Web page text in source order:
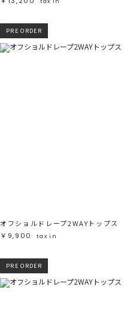
PRE ORDER
オフショルドレープ2WAYトップス
￥9,900
tax in
PRE ORDER